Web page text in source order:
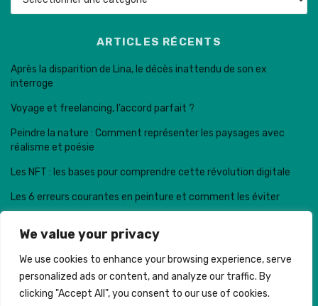
We value your privacy
We use cookies to enhance your browsing experience, serve
personalized ads or content, and analyze our traffic. By
clicking "Accept All", you consent to our use of cookies.
ARTICLES RÉCENTS
Après la disparition de Lina, le décès inattendu de son ex
interroge
Voyage et freelancing, l’accord parfait ?
Peindre la nature : Comment représenter les paysages avec
réalisme et poésie
Les NFT : les bases pour comprendre cette révolution digitale
Les 6 erreurs courantes en peinture et comment les éviter
Trail de la dent de Crolles © . Made with